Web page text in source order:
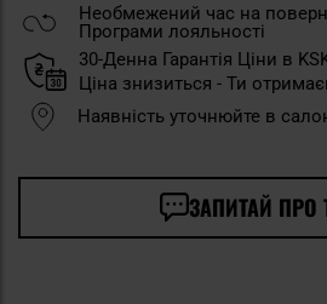
Необмежений час на
Програми лояльності
30-Денна Гарантія Ціни в
Ціна знизиться - Ти
Наявність уточнюйте в
ЗАПИТАЙ ПРО